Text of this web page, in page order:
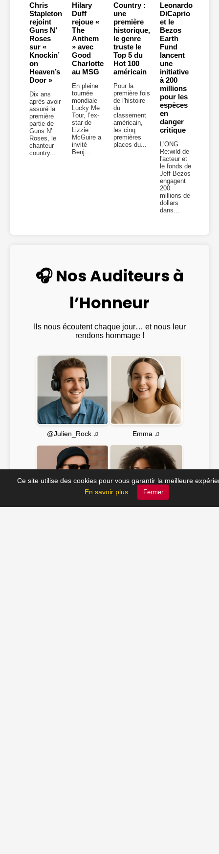
Chris
Stapleton
rejoint
Guns N’
Roses
sur «
Knockin’
on
Heaven’s
Door »
Dix ans
après avoir
assuré la
première
partie de
Guns N’
Roses, le
chanteur
country...
Hilary
Duff
rejoue «
The
Anthem
» avec
Good
Charlotte
au MSG
En pleine
tournée
mondiale
Lucky Me
Tour, l’ex-
star de
Lizzie
McGuire a
invité
Benj...
Country :
une
première
historique,
le genre
truste le
Top 5 du
Hot 100
américain
Pour la
première fois
de l'histoire
du
classement
américain,
les cinq
premières
places du...
Leonardo
DiCaprio
et le
Bezos
Earth
Fund
lancent
une
initiative
à 200
millions
pour les
espèces
en
danger
critique
L'ONG
Re:wild de
l'acteur et
le fonds de
Jeff Bezos
engagent
200
millions de
dollars
dans...
🎧 Nos Auditeurs à
l’Honneur
Ils nous écoutent chaque jour… et nous leur
rendons hommage !
@Julien_Rock ♫ Emma ♫
Ce site utilise des cookies pour vous garantir la meilleure
En savoir plus
Fermer